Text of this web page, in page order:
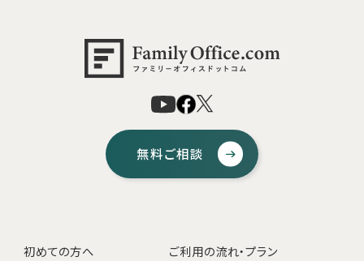
無料ご相談
初めての方へ
ご利用の流れ・プラン